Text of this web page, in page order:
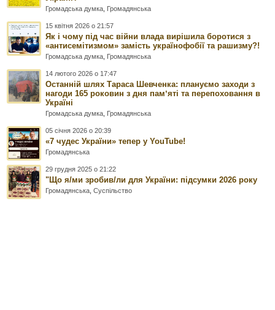
Громадська думка Громадянська
15 квітня 2026 о 21:57
Як і чому під час війни влада вирішила боротися з
«антисемітизмом» замість українофобії та рашизму?!
Громадська думка Громадянська
14 лютого 2026 о 17:47
Останній шлях Тараса Шевченка: плануємо заходи з
нагоди 165 роковин з дня памʼяті та перепоховання в
Україні
Громадська думка Громадянська
05 січня 2026 о 20:39
«7 чудес України» тепер у YouTube!
Громадянська
29 грудня 2025 о 21:22
"Що я/ми зробив/ли для України: підсумки 2026 року
Громадянська ,Суспільство